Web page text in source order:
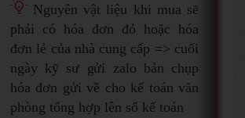
Nguyên vật liệu khi mua sẽ
phải có hóa đơn đỏ hoặc hóa
đơn lẻ của nhà cung cấp => cuối
ngày kỹ sư gửi zalo bản chụp
hóa đơn gửi về cho kế toán văn
phòng tổng hợp lên sổ kế toán